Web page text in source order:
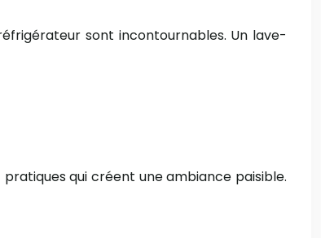
sont incontournables. Un lave-
qui créent une ambiance paisible.